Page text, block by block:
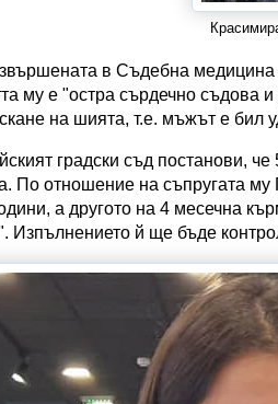
в Съдебна медицина
му е "остра сърдечно съдова
на шията, т.е. мъжът е бил
градски съд постанови,
По отношение на съпругата му
а другото на 4 месечна
Изпълнението й ще бъде